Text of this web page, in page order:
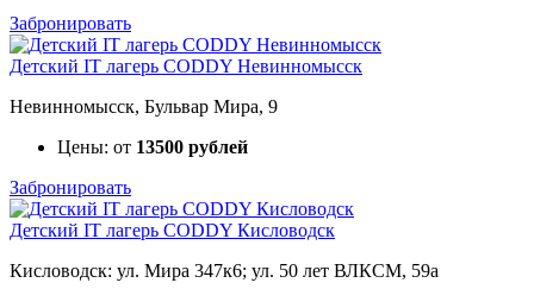
Забронировать
Детский IT лагерь CODDY Невинномысск
Невинномысск, Бульвар Мира, 9
Цены: от 13500 рублей
Забронировать
Детский IT лагерь CODDY Кисловодск
Кисловодск: ул. Мира 347к6; ул. 50 лет ВЛКСМ, 59а